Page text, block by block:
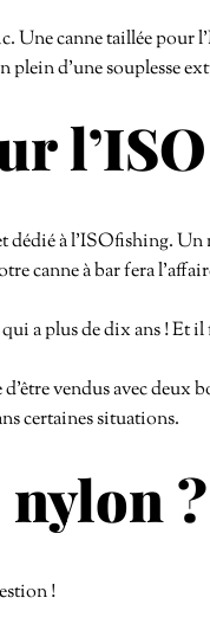
Une canne taillée pour
plein d’une souplesse
dédié à l’ISOfishing.
canne à bar fera
a plus de dix ans ! Et
vendus avec deux
certaines situations.
?
!